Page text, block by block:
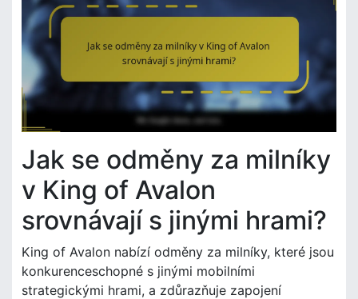
Jak se odměny za milníky
v King of Avalon
srovnávají s jinými hrami?
King of Avalon nabízí odměny za milníky, které jsou
konkurenceschopné s jinými mobilními
strategickými hrami, a zdůrazňuje zapojení